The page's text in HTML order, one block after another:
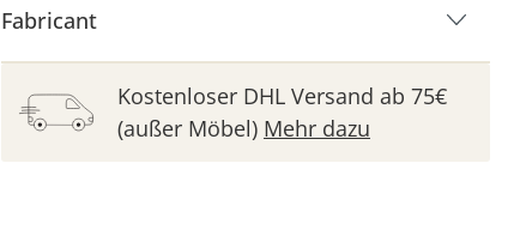
Fabricant
Kostenloser DHL Versand ab 75€
(außer Möbel) Mehr dazu